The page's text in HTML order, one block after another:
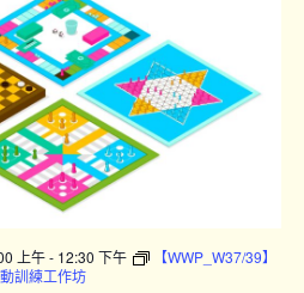
上午- 12:30 下午
【WWP_W37/39】
訓練工作坊